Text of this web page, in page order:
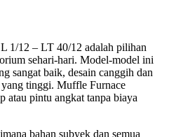
L 1/12 – LT 40/12 adalah pilihan
sehari-hari. Model-model ini
sangat baik, desain canggih dan
tinggi. Muffle Furnace
atau pintu angkat tanpa biaya
bahan subyek dan semua